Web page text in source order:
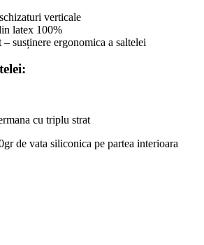
verticale
latex 100%
susținere ergonomica a saltelei
cu triplu strat
de vata siliconica pe partea interioara